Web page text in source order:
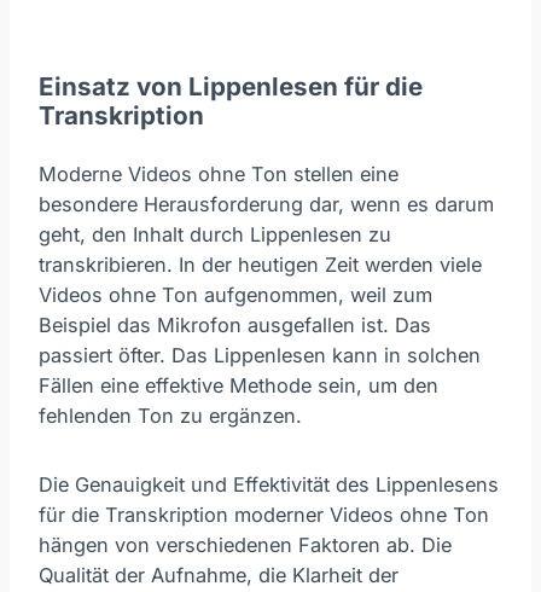
Einsatz von Lippenlesen für die
Transkription
Moderne Videos ohne Ton stellen eine
besondere Herausforderung dar, wenn es darum
geht, den Inhalt durch Lippenlesen zu
transkribieren. In der heutigen Zeit werden viele
Videos ohne Ton aufgenommen, weil zum
Beispiel das Mikrofon ausgefallen ist. Das
passiert öfter. Das Lippenlesen kann in solchen
Fällen eine effektive Methode sein, um den
fehlenden Ton zu ergänzen.
Die Genauigkeit und Effektivität des Lippenlesens
für die Transkription moderner Videos ohne Ton
hängen von verschiedenen Faktoren ab. Die
Qualität der Aufnahme, die Klarheit der